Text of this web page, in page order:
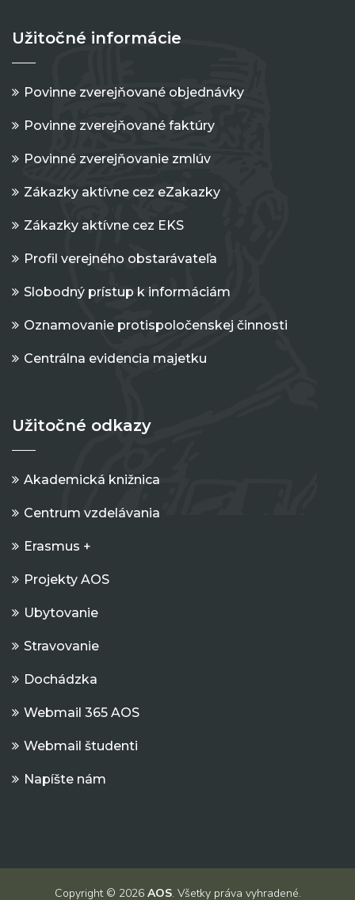
Užitočné informácie
Povinne zverejňované objednávky
Povinne zverejňované faktúry
Povinné zverejňovanie zmlúv
Zákazky aktívne cez eZakazky
Zákazky aktívne cez EKS
Profil verejného obstarávateľa
Slobodný prístup k informáciám
Oznamovanie protispoločenskej činnosti
Centrálna evidencia majetku
Užitočné odkazy
Akademická knižnica
Centrum vzdelávania
Erasmus +
Projekty AOS
Ubytovanie
Stravovanie
Dochádzka
Webmail 365 AOS
Webmail študenti
Napíšte nám
Copyright © 2026 AOS. Všetky práva vyhradené.